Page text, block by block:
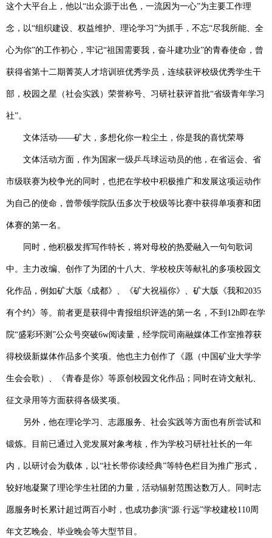
这个大平台上，他以“出众源于出色，一流因为一心”为主要工作理
念，以“组织建设、权益维护、理论学习”为抓手，不忘“尽我所能、全
心为你”的工作初心，牢记“祖国需要我，奋斗建功业”的青春使命，曾
获得省第十二期菁英人才培训班优秀学员，连续获评校级优秀学生干
部，校园之星（社会实践）荣誉称号、习研社获评首批“省级青年学习
社”。
文体活动——矿大，多想化你一粒尘土，你是我的喜忧荣辱
文体活动方面，作为国家一级乒乓球运动员的他，在省运会、省
市级联赛为校争光的同时，也把在学校中积极推广和发展这项运动作
为自己的使命，曾带领学院队伍多次于校级等比赛中获得单项赛和团
体赛的第一名。
同时，他积极发挥写作特长，将对母校的热爱融入一句句歌词
中。主力改编、创作了为团的十八大、学校校庆等献礼的多项校园文
化作品，例如矿大版《成都》、《矿大祝福你》、矿大版《我和 2035
有个约》等。前者更是获得中青报组织评选的第一名，不到 12h 即在学
院“盛彩环测”公众号突破6w阅读量，经学院司南融媒体工作室推荐获
得校级新媒体作品多个奖项。他也主力创作了《愿（中国矿业大学学
生会会歌）、《青春是你》等原创校园文化作品；同时在诗文献礼、
征文录用等方面获得各级奖项。
另外，他在理论学习、志愿服务、社会实践等方面也有所尝试和
锻炼。目前已通过入党发展对象考核，作为学校习研社社长的一年
内，以研讨会为载体，以“社长带你读经典”等特色栏目为推广形式，
较好地凝聚了理论学生社团的力量，活动辐射范围达数万人。同时志
愿服务时长累计超过两百小时，也成功参演“源·行远”学校建校110周
年文艺晚会、毕业晚会等大型节目。